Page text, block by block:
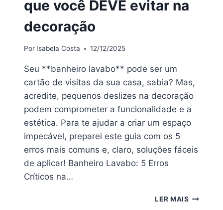
que você DEVE evitar na
decoração
Por Isabela Costa 12/12/2025
Seu **banheiro lavabo** pode ser um
cartão de visitas da sua casa, sabia? Mas,
acredite, pequenos deslizes na decoração
podem comprometer a funcionalidade e a
estética. Para te ajudar a criar um espaço
impecável, preparei este guia com os 5
erros mais comuns e, claro, soluções fáceis
de aplicar! Banheiro Lavabo: 5 Erros
Críticos na…
LER MAIS